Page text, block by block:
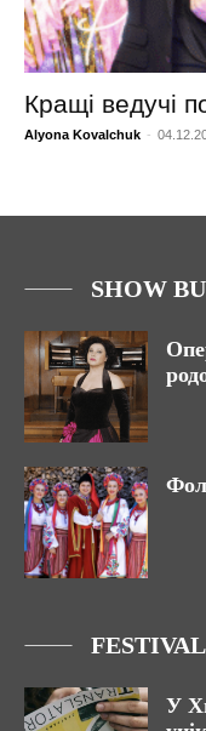
Кращі ведучі
Alyona Kovalchuk -
SHOW
У